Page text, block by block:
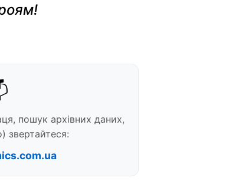
пошук архівних даних,
звертайтеся: